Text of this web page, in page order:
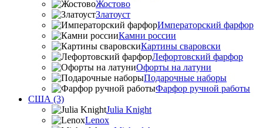
Жостово
Златоуст
Императорский фарфор
Камни россии
Картины сваровски
Лефортовский фарфор
Офорты на латуни
Подарочные наборы
Фарфор ручной работы
США (3)
Julia Knight
Lenox